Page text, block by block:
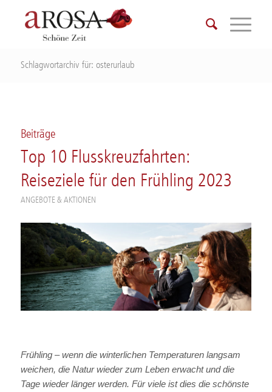
Schlagwortarchiv für: osterurlaub
Beiträge
Top 10 Flusskreuzfahrten:
Reiseziele für den Frühling 2023
ANGEBOTE & AKTIONEN
Frühling – wenn die winterlichen Temperaturen langsam
weichen, die Natur wieder zum Leben erwacht und die
Tage wieder länger werden. Für viele ist dies die schönste